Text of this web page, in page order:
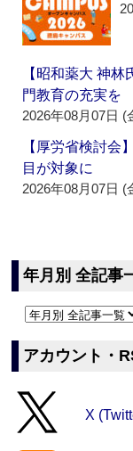
【昭和薬大 神
門教育の充実を
2026年08月07日 (
【厚労省検討会
目が対象に
2026年08月07日 (
年月別 全記事
アカウント・
X